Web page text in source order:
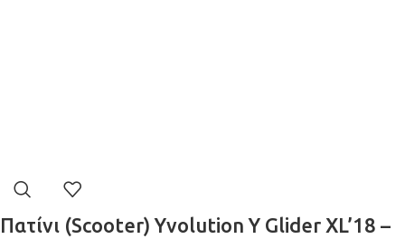
Πατίνι (Scooter) Yvolution Y Glider XL’18 –